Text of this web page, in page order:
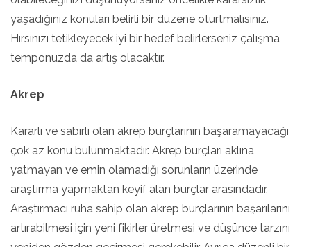
yaşadığınız konuları belirli bir düzene oturtmalısınız.
Hırsınızı tetikleyecek iyi bir hedef belirlerseniz çalışma
temponuzda da artış olacaktır.
Akrep
Kararlı ve sabırlı olan akrep burçlarının başaramayacağı
çok az konu bulunmaktadır. Akrep burçları aklına
yatmayan ve emin olamadığı sorunların üzerinde
araştırma yapmaktan keyif alan burçlar arasındadır.
Araştırmacı ruha sahip olan akrep burçlarının başarılarını
artırabilmesi için yeni fikirler üretmesi ve düşünce tarzını